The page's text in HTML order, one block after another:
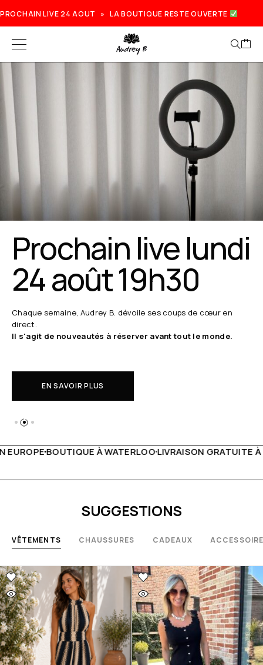
PROCHAIN LIVE 24 AOUT » LA BOUTIQUE RESTE OUVERTE
Prochain live lundi
24 août 19h30
Chaque semaine, Audrey B. dévoile ses coups de cœur en
direct.
Il s'agit de nouveautés à réserver avant tout le monde.
EN SAVOIR PLUS
LIVRAISON GRATUITE À PARTIR DE 150€LIVE
SUGGESTIONS
VÊTEMENTS CHAUSSURES CADEAUX